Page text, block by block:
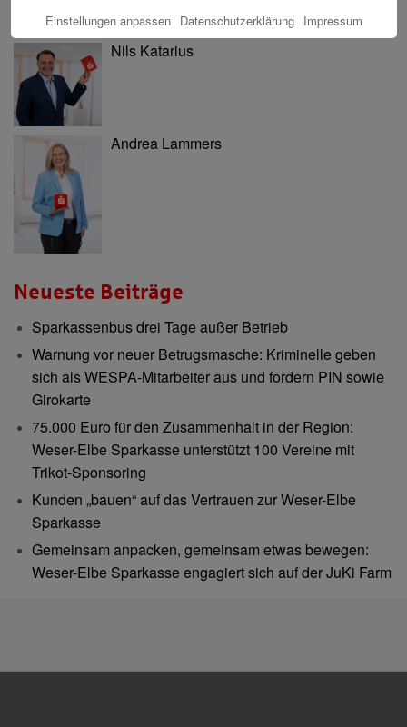
Nils Katarius
Andrea Lammers
Neueste Beiträge
Sparkassenbus drei Tage außer Betrieb
Warnung vor neuer Betrugsmasche: Kriminelle geben
sich als WESPA-Mitarbeiter aus und fordern PIN sowie
Girokarte
75.000 Euro für den Zusammenhalt in der Region:
Weser-Elbe Sparkasse unterstützt 100 Vereine mit
Trikot-Sponsoring
Kunden „bauen“ auf das Vertrauen zur Weser-Elbe
Sparkasse
Gemeinsam anpacken, gemeinsam etwas bewegen:
Weser-Elbe Sparkasse engagiert sich auf der JuKi Farm
Einstellungen anpassen Datenschutzerklärung Impressum